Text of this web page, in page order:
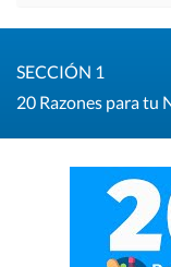
SECCIÓN 1
20 Razones para tu